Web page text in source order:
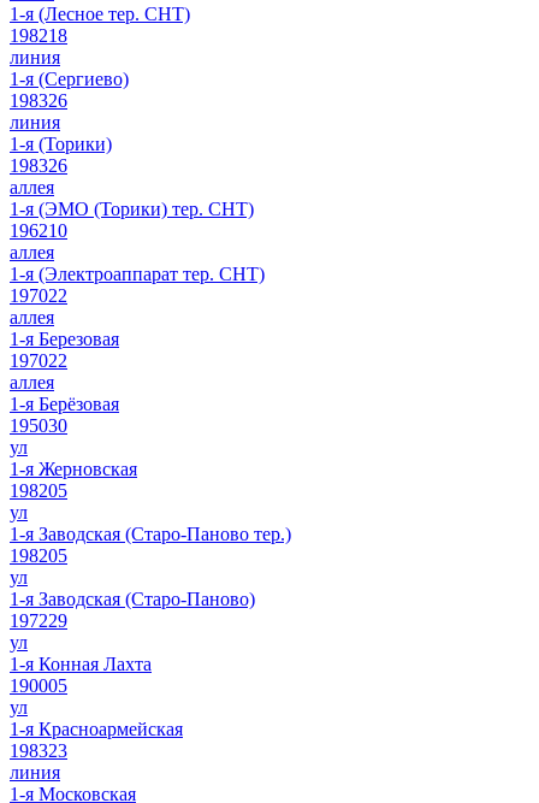
1-я (Лесное тер. СНТ)
198218
линия
1-я (Сергиево)
198326
линия
1-я (Торики)
198326
аллея
1-я (ЭМО (Торики) тер. СНТ)
196210
аллея
1-я (Электроаппарат тер. СНТ)
197022
аллея
1-я Березовая
197022
аллея
1-я Берёзовая
195030
ул
1-я Жерновская
198205
ул
1-я Заводская (Старо-Паново тер.)
198205
ул
1-я Заводская (Старо-Паново)
197229
ул
1-я Конная Лахта
190005
ул
1-я Красноармейская
198323
линия
1-я Московская